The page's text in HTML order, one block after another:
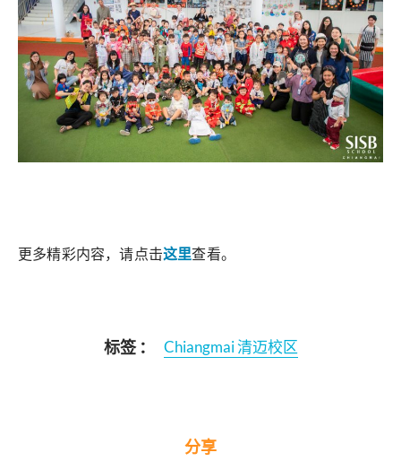
更多精彩内容，请点击这里查看。
标签 ： Chiangmai 清迈校区
分享